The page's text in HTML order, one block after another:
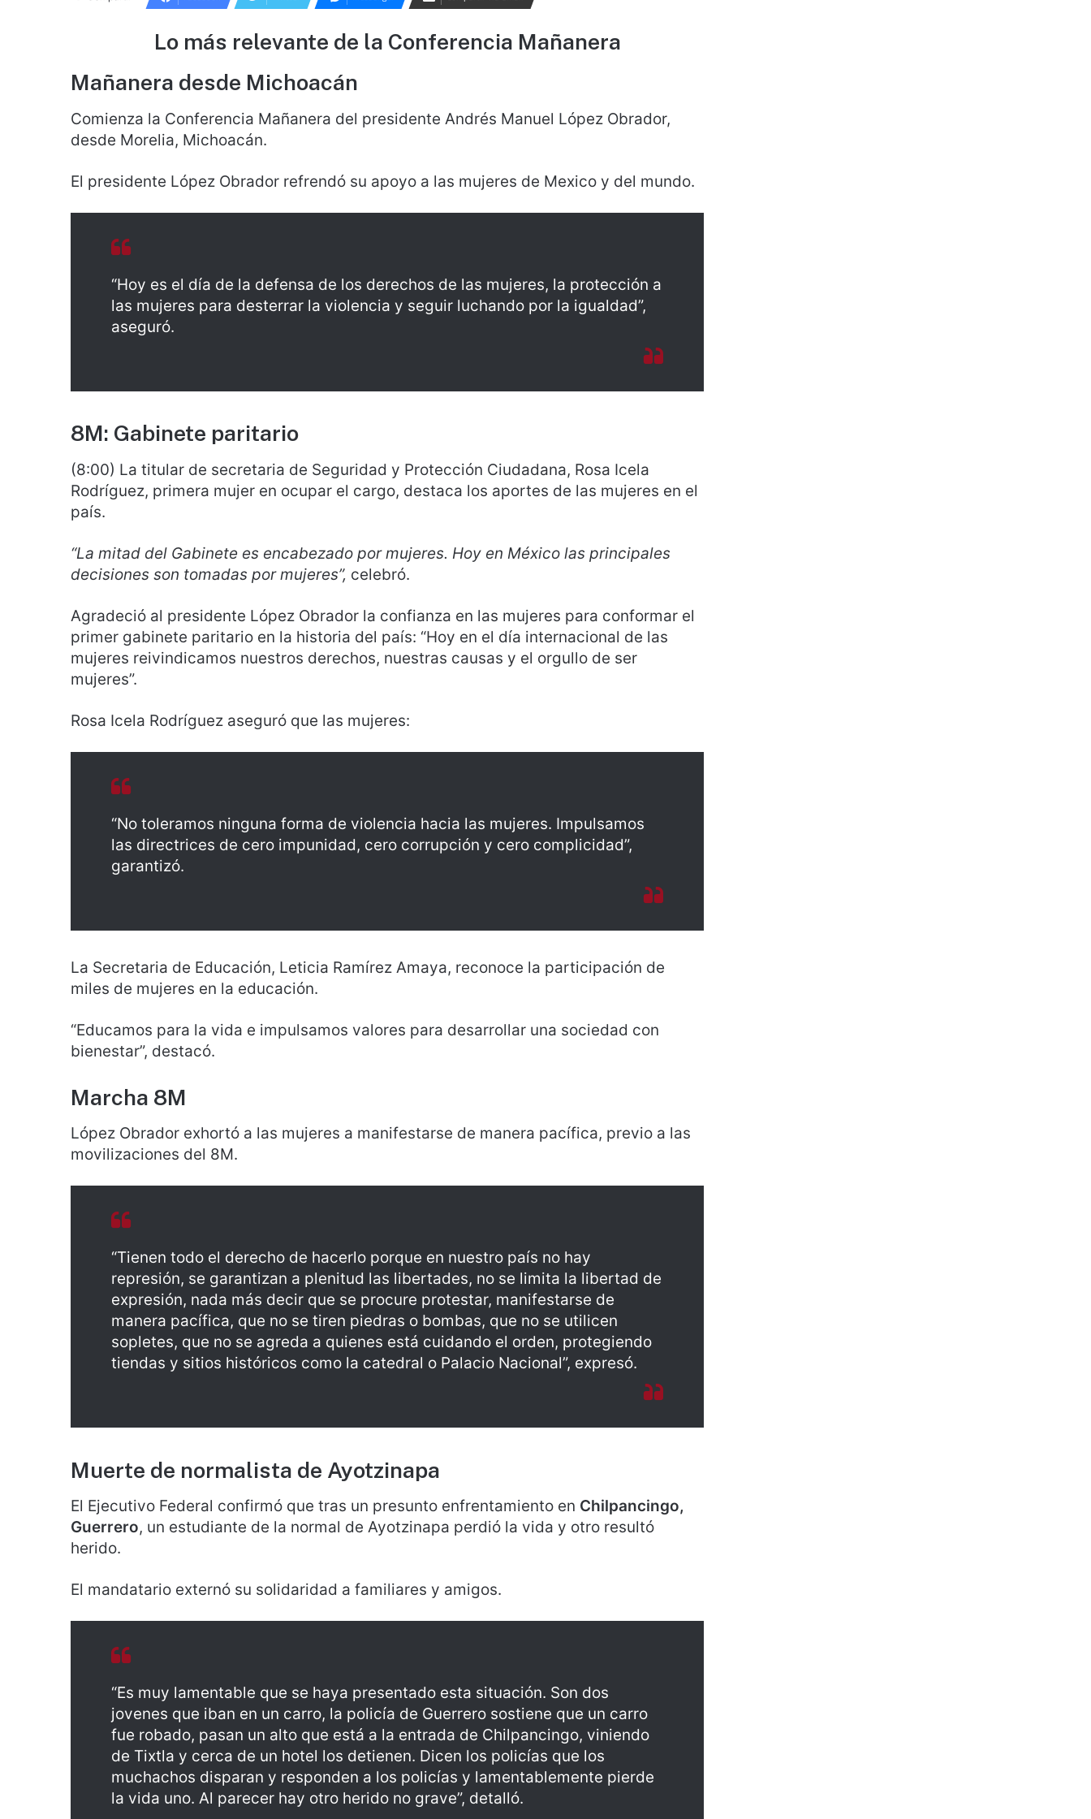
Lo más relevante de la Conferencia Mañanera
Mañanera desde Michoacán
Comienza la Conferencia Mañanera del presidente Andrés Manuel López Obrador,
desde Morelia, Michoacán.
El presidente López Obrador refrendó su apoyo a las mujeres de Mexico y del mundo.
“Hoy es el día de la defensa de los derechos de las mujeres, la protección a
las mujeres para desterrar la violencia y seguir luchando por la igualdad”,
aseguró.
8M: Gabinete paritario
(8:00) La titular de secretaria de Seguridad y Protección Ciudadana, Rosa Icela
Rodríguez, primera mujer en ocupar el cargo, destaca los aportes de las mujeres en el
país.
“La mitad del Gabinete es encabezado por mujeres. Hoy en México las principales
decisiones son tomadas por mujeres”, celebró.
Agradeció al presidente López Obrador la confianza en las mujeres para conformar el
primer gabinete paritario en la historia del país: “Hoy en el día internacional de las
mujeres reivindicamos nuestros derechos, nuestras causas y el orgullo de ser
mujeres”.
Rosa Icela Rodríguez aseguró que las mujeres:
“No toleramos ninguna forma de violencia hacia las mujeres. Impulsamos
las directrices de cero impunidad, cero corrupción y cero complicidad”,
garantizó.
La Secretaria de Educación, Leticia Ramírez Amaya, reconoce la participación de
miles de mujeres en la educación.
“Educamos para la vida e impulsamos valores para desarrollar una sociedad con
bienestar”, destacó.
Marcha 8M
López Obrador exhortó a las mujeres a manifestarse de manera pacífica, previo a las
movilizaciones del 8M.
“Tienen todo el derecho de hacerlo porque en nuestro país no hay
represión, se garantizan a plenitud las libertades, no se limita la libertad de
expresión, nada más decir que se procure protestar, manifestarse de
manera pacífica, que no se tiren piedras o bombas, que no se utilicen
sopletes, que no se agreda a quienes está cuidando el orden, protegiendo
tiendas y sitios históricos como la catedral o Palacio Nacional”, expresó.
Muerte de normalista de Ayotzinapa
El Ejecutivo Federal confirmó que tras un presunto enfrentamiento en Chilpancingo,
Guerrero, un estudiante de la normal de Ayotzinapa perdió la vida y otro resultó
herido.
El mandatario externó su solidaridad a familiares y amigos.
“Es muy lamentable que se haya presentado esta situación. Son dos
jovenes que iban en un carro, la policía de Guerrero sostiene que un carro
fue robado, pasan un alto que está a la entrada de Chilpancingo, viniendo
de Tixtla y cerca de un hotel los detienen. Dicen los policías que los
muchachos disparan y responden a los policías y lamentablemente pierde
la vida uno. Al parecer hay otro herido no grave”, detalló.